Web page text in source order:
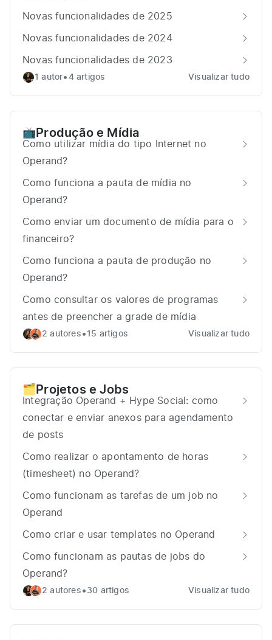
Novas funcionalidades de 2025
Novas funcionalidades de 2024
Novas funcionalidades de 2023
1 autor• 4 artigos Visualizar tudo
📺 Produção e Mídia
Como utilizar mídia do tipo Internet no
Operand?
Como funciona a pauta de mídia no
Operand?
Como enviar um documento de mídia para o
financeiro?
Como funciona a pauta de produção no
Operand?
Como consultar os valores de programas
antes de preencher a grade de mídia
2 autores •15 artigos Visualizar tudo
🗂️ Projetos e Jobs
Integração Operand + Hype Social: como
conectar e enviar anexos para agendamento
de posts
Como realizar o apontamento de horas
(timesheet) no Operand?
Como funcionam as tarefas de um job no
Operand
Como criar e usar templates no Operand
Como funcionam as pautas de jobs do
Operand?
2 autores • 30 artigos Visualizar tudo